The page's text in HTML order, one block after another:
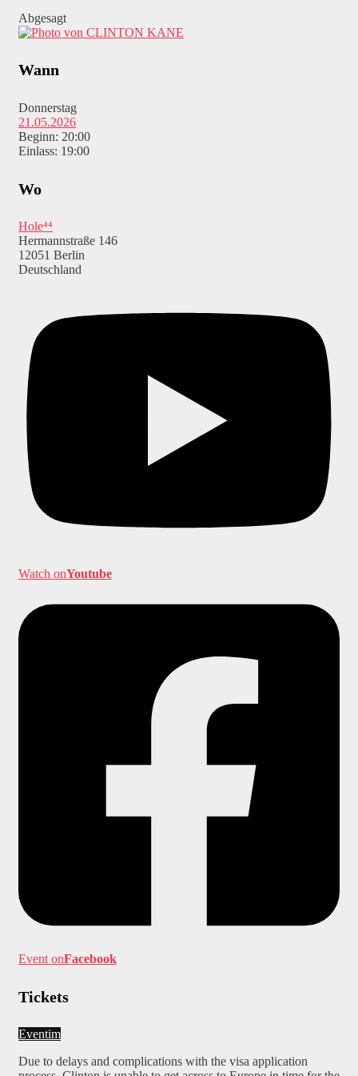
Abgesagt
Wann
Donnerstag
21.05.2026
Beginn: 20:00
Einlass: 19:00
Wo
Hole⁴⁴
Hermannstraße 146
12051 Berlin
Deutschland
Watch onYoutube
Event onFacebook
Tickets
Eventim
Due to delays and complications with the visa application